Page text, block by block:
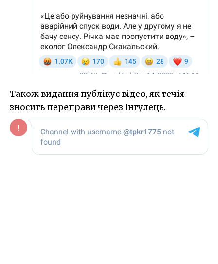
Також видання публікує відео, як течія
зносить переправи через Інгулець.